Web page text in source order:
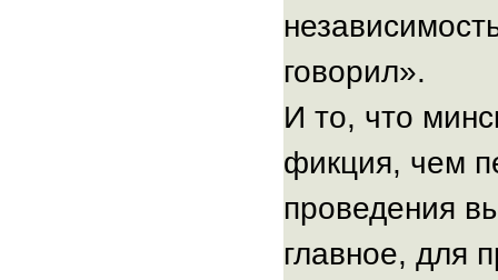
говорил».
И то, что
фикция, чем
проведения
главное, для